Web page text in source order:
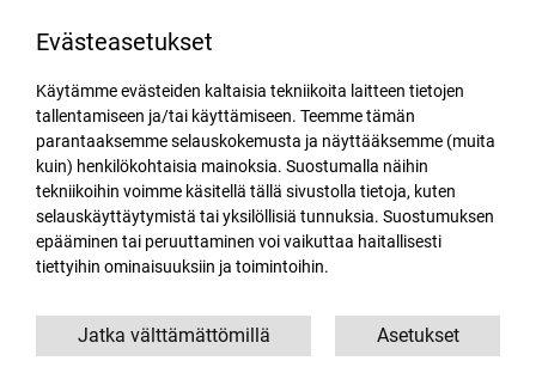
Evästeasetukset
Käytämme evästeiden kaltaisia tekniikoita laitteen tietojen
tallentamiseen ja/tai käyttämiseen. Teemme tämän
parantaaksemme selauskokemusta ja näyttääksemme (muita
kuin) henkilökohtaisia mainoksia. Suostumalla näihin
tekniikoihin voimme käsitellä tällä sivustolla tietoja, kuten
selauskäyttäytymistä tai yksilöllisiä tunnuksia. Suostumuksen
epääminen tai peruuttaminen voi vaikuttaa haitallisesti
tiettyihin ominaisuuksiin ja toimintoihin.
Asetukset
Jatka välttämättömillä